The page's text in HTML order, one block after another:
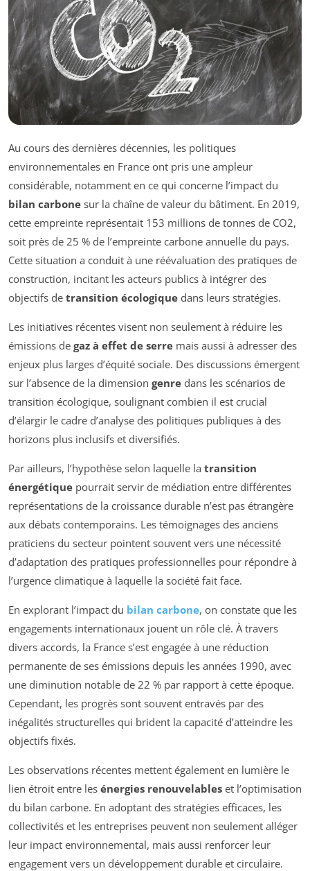
Au cours des dernières décennies, les politiques
environnementales en France ont pris une ampleur
considérable, notamment en ce qui concerne l’impact du
bilan carbone sur la chaîne de valeur du bâtiment. En 2019,
cette empreinte représentait 153 millions de tonnes de CO2,
soit près de 25 % de l’empreinte carbone annuelle du pays.
Cette situation a conduit à une réévaluation des pratiques de
construction, incitant les acteurs publics à intégrer des
objectifs de transition écologique dans leurs stratégies.
Les initiatives récentes visent non seulement à réduire les
émissions de gaz à effet de serre mais aussi à adresser des
enjeux plus larges d’équité sociale. Des discussions émergent
sur l’absence de la dimension genre dans les scénarios de
transition écologique, soulignant combien il est crucial
d’élargir le cadre d’analyse des politiques publiques à des
horizons plus inclusifs et diversifiés.
Par ailleurs, l’hypothèse selon laquelle la transition
énergétique pourrait servir de médiation entre différentes
représentations de la croissance durable n’est pas étrangère
aux débats contemporains. Les témoignages des anciens
praticiens du secteur pointent souvent vers une nécessité
d’adaptation des pratiques professionnelles pour répondre à
l’urgence climatique à laquelle la société fait face.
En explorant l’impact du bilan carbone, on constate que les
engagements internationaux jouent un rôle clé. À travers
divers accords, la France s’est engagée à une réduction
permanente de ses émissions depuis les années 1990, avec
une diminution notable de 22 % par rapport à cette époque.
Cependant, les progrès sont souvent entravés par des
inégalités structurelles qui brident la capacité d’atteindre les
objectifs fixés.
Les observations récentes mettent également en lumière le
lien étroit entre les énergies renouvelables et l’optimisation
du bilan carbone. En adoptant des stratégies efficaces, les
collectivités et les entreprises peuvent non seulement alléger
leur impact environnemental, mais aussi renforcer leur
engagement vers un développement durable et circulaire.